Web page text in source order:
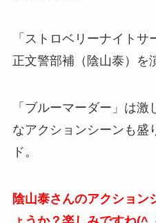
「ストロベリーナイト
正文警部補（陰山泰）を
「ブルーマーダー」は
なアクションシーンも盛
ド。
陰山泰さんのアクション